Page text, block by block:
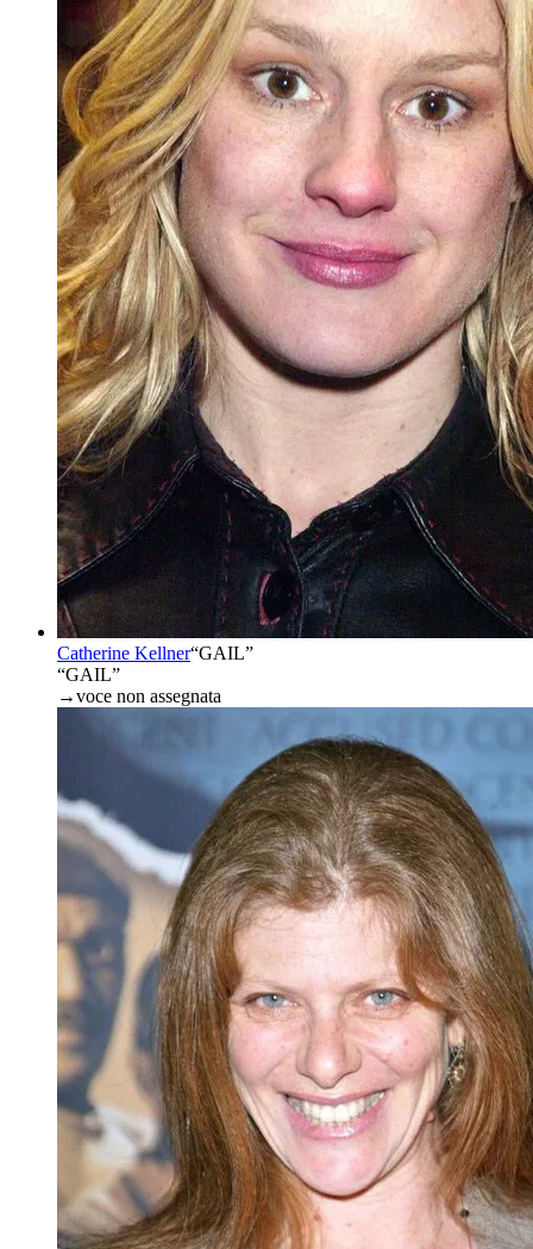
Catherine Kellner“GAIL”
“GAIL”
→voce non assegnata